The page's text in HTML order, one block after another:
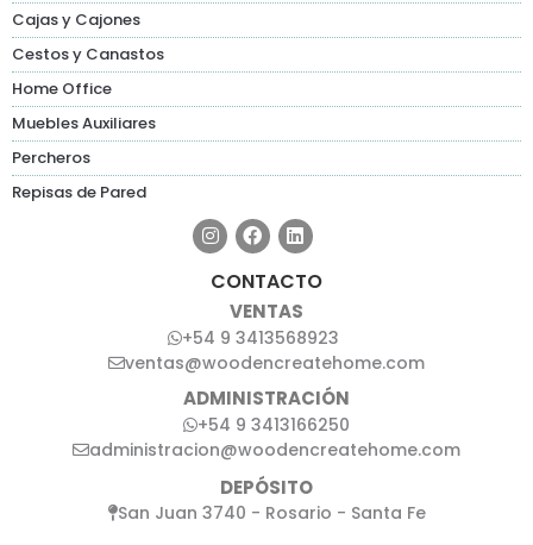
Cajas y Cajones
Cestos y Canastos
Home Office
Muebles Auxiliares
Percheros
Repisas de Pared
CONTACTO
VENTAS
+54 9 3413568923
ventas@woodencreatehome.com
ADMINISTRACIÓN
+54 9 3413166250
administracion@woodencreatehome.com
DEPÓSITO
San Juan 3740 - Rosario - Santa Fe